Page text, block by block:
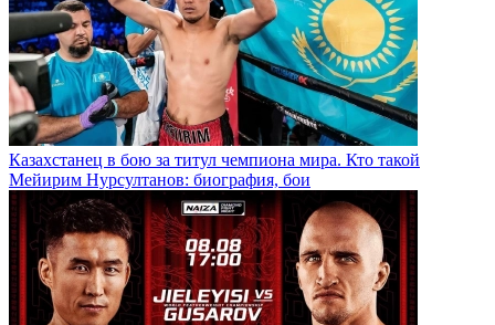
Казахстанец в бою за титул чемпиона мира. Кто такой
Мейирим Нурсултанов: биография, бои